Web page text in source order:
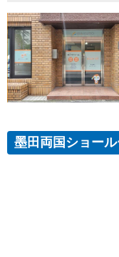
墨田両国ショー